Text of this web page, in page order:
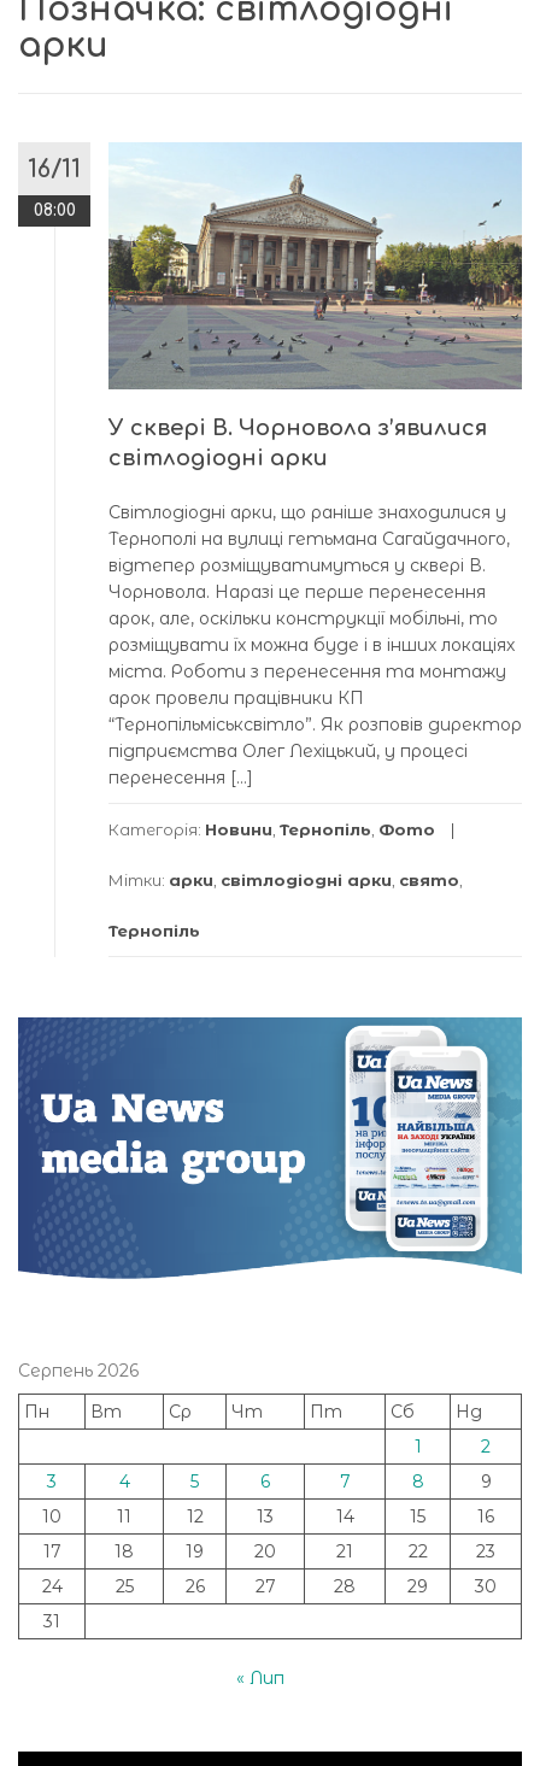
Позначка: світлодіодні
арки
16/11
08:00
У сквері В. Чорновола з’явилися
світлодіодні арки
Світлодіодні арки, що раніше знаходилися у
Тернополі на вулиці гетьмана Сагайдачного,
відтепер розміщуватимуться у сквері В.
Чорновола. Наразі це перше перенесення
арок, але, оскільки конструкції мобільні, то
розміщувати їх можна буде і в інших локаціях
міста. Роботи з перенесення та монтажу
арок провели працівники КП
“Тернопільміськсвітло”. Як розповів директор
підприємства Олег Лехіцький, у процесі
перенесення […]
Категорія: Новини Тернопіль Фото
Мітки: арки світлодіодні арки свято
Тернопіль
Серпень 2026
Пн
Вт Ср Чт Пт Сб
Нд
1
2
3
4 5 6 7 8
9
10
11 12 13 14 15
16
17
18 19 20 21 22
23
24
25 26 27 28 29
30
31
« Лип